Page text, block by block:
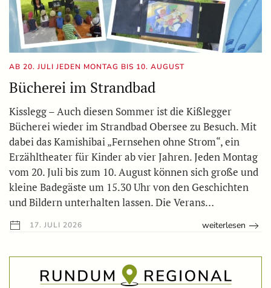
AB 20. JULI JEDEN MONTAG BIS 10. AUGUST
Bücherei im Strandbad
Kisslegg – Auch diesen Sommer ist die Kißlegger
Bücherei wieder im Strandbad Obersee zu Besuch. Mit
dabei das Kamishibai „Fernsehen ohne Strom“, ein
Erzähltheater für Kinder ab vier Jahren. Jeden Montag
vom 20. Juli bis zum 10. August können sich große und
kleine Badegäste um 15.30 Uhr von den Geschichten
und Bildern unterhalten lassen. Die Verans…
17. JULI 2026 weiterlesen